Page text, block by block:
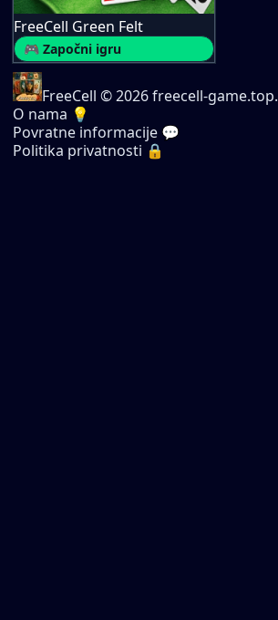
FreeCell Green Felt
🎮 Započni igru
FreeCell © 2026 freecell-game.top.
O nama 💡
Povratne informacije 💬
Politika privatnosti 🔒